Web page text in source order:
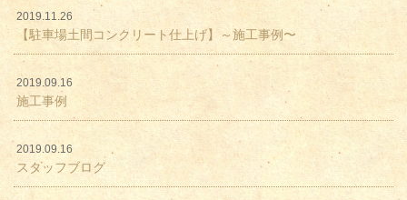
2019.11.26
【駐車場土間コンクリート仕上げ】～施工事例〜
2019.09.16
施工事例
2019.09.16
スタッフブログ